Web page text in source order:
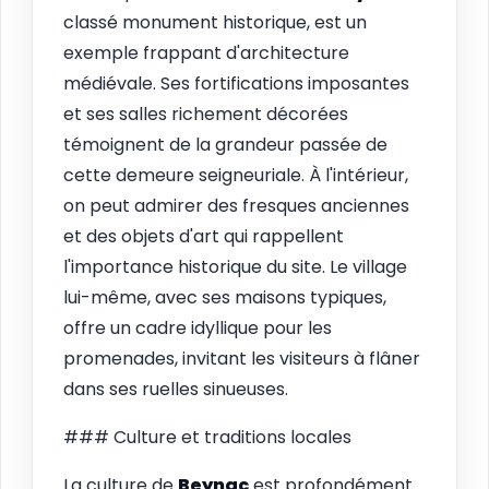
classé monument historique, est un
exemple frappant d'architecture
médiévale. Ses fortifications imposantes
et ses salles richement décorées
témoignent de la grandeur passée de
cette demeure seigneuriale. À l'intérieur,
on peut admirer des fresques anciennes
et des objets d'art qui rappellent
l'importance historique du site. Le village
lui-même, avec ses maisons typiques,
offre un cadre idyllique pour les
promenades, invitant les visiteurs à flâner
dans ses ruelles sinueuses.
### Culture et traditions locales